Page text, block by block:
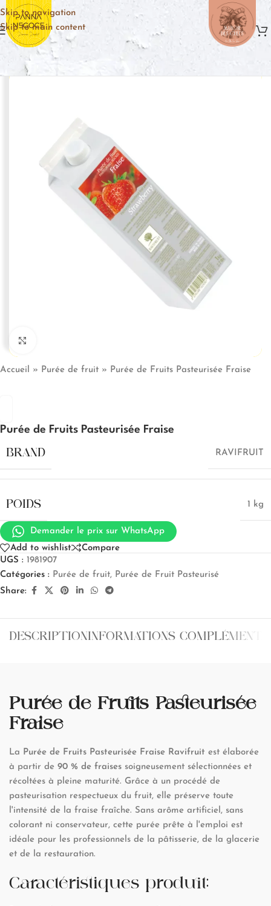
Skip to navigation
Skip to main content
Accueil » Purée de fruit » Purée de Fruits Pasteurisée Fraise
Purée de Fruits Pasteurisée Fraise
BRAND RAVIFRUIT
POIDS 1 kg
Demander le prix sur WhatsApp
Add to wishlist
Compare
UGS : 1981907
Catégories : Purée de fruit, Purée de Fruit Pasteurisé
Share:
DESCRIPTIONINFORMATIONS
Purée de Fruits Pasteurisée
Fraise
La Purée de Fruits Pasteurisée Fraise Ravifruit est élaborée
à partir de 90 % de fraises soigneusement sélectionnées et
récoltées à pleine maturité. Grâce à un procédé de
pasteurisation respectueux du fruit, elle préserve toute
l'intensité de la fraise fraîche. Sans arôme artificiel, sans
colorant ni conservateur, cette purée prête à l'emploi est
idéale pour les professionnels de la pâtisserie, de la glacerie
et de la restauration.
Caractéristiques produit: